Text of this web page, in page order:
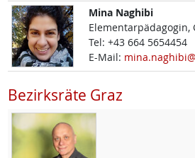
Mina Naghibi
Elementarpädagogin,
Tel: +43 664 5654454
E-Mail:
Bezirksräte Graz